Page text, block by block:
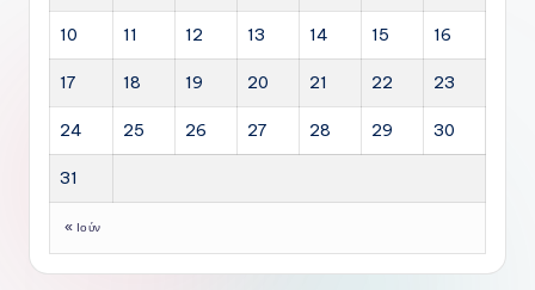
10 11 12 13 14 15 16
17 18 19 20 21 22 23
24 25 26 27 28 29 30
31
« Ιούν